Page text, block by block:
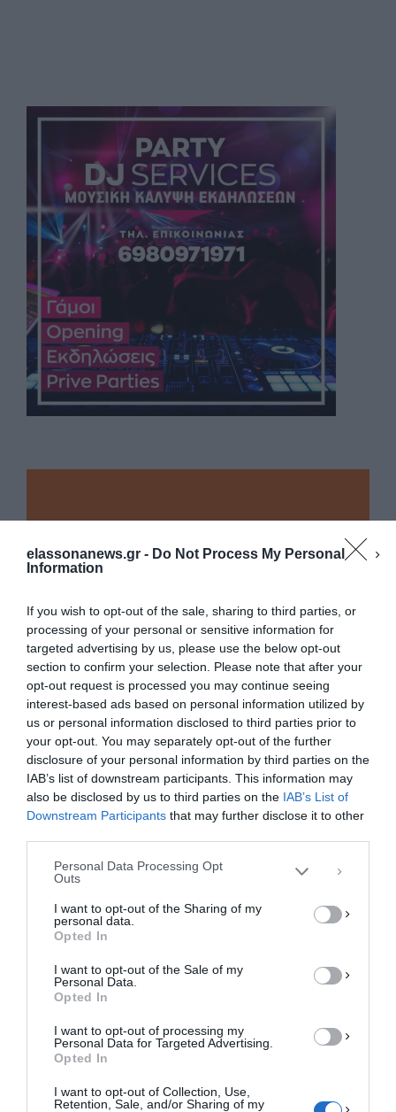
elassonanews.gr - Do Not Process My Personal
Information
If you wish to opt-out of the sale, sharing to third parties, or
processing of your personal or sensitive information for
targeted advertising by us, please use the below opt-out
section to confirm your selection. Please note that after your
opt-out request is processed you may continue seeing
interest-based ads based on personal information utilized by
us or personal information disclosed to third parties prior to
your opt-out. You may separately opt-out of the further
disclosure of your personal information by third parties on the
IAB’s list of downstream participants. This information may
also be disclosed by us to third parties on the IAB’s List of
Downstream Participants that may further disclose it to other
Personal Data Processing Opt
Outs
I want to opt-out of the Sharing of my
personal data.
Opted In
I want to opt-out of the Sale of my
Personal Data.
Opted In
I want to opt-out of processing my
Personal Data for Targeted Advertising.
Opted In
I want to opt-out of Collection, Use,
Retention, Sale, and/or Sharing of my
Διαχείριση Συγκατάθεσης
Για να παρέχουμε την καλύτερη εμπειρία, χρησιμοποιούμε τεχνολογίες όπως
cookies για την αποθήκευση ή/και την πρόσβαση σε πληροφορίες συσκευών.
Η συγκατάθεση για τις εν λόγω τεχνολογίες θα μας επιτρέψει να
επεξεργαστούμε δεδομένα προσωπικού χαρακτήρα, όπως συμπεριφορά
περιήγησης ή μοναδικά αναγνωριστικά σε αυτόν τον ιστότοπο. Η μη
συγκατάθεση ή η ανάκληση της συγκατάθεσης, μπορεί να επηρεάσει
αρνητικά ορισμένες λειτουργίες και δυνατότητες.
ΠΡΟΒΟΛΉ ΠΡΟΤΙΜΉΣΕΩΝ
Πολιτική Cookies